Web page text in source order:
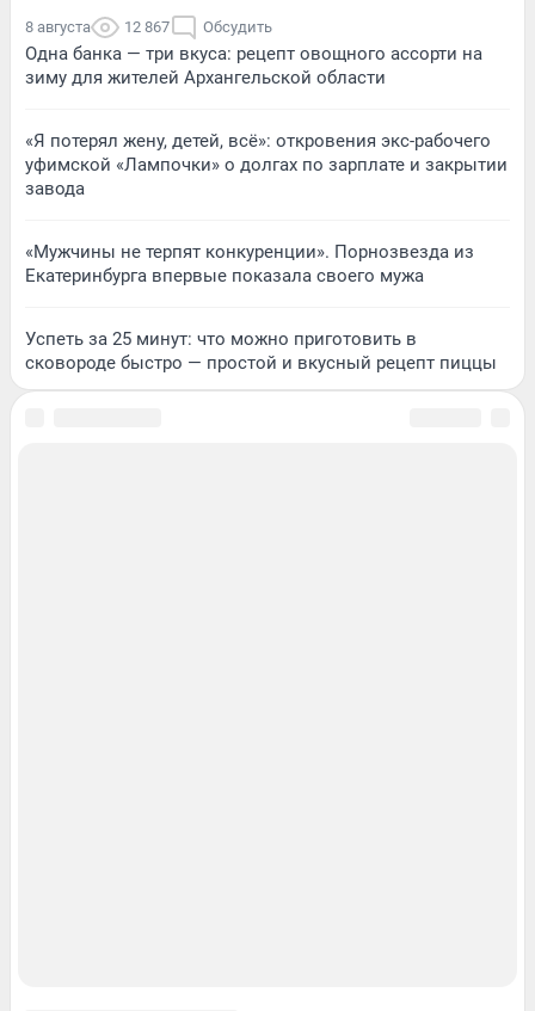
8 августа 12 867 Обсудить
Одна банка — три вкуса: рецепт овощного ассорти на
зиму для жителей Архангельской области
«Я потерял жену, детей, всё»: откровения экс-рабочего
уфимской «Лампочки» о долгах по зарплате и закрытии
завода
«Мужчины не терпят конкуренции». Порнозвезда из
Екатеринбурга впервые показала своего мужа
Успеть за 25 минут: что можно приготовить в
сковороде быстро — простой и вкусный рецепт пиццы